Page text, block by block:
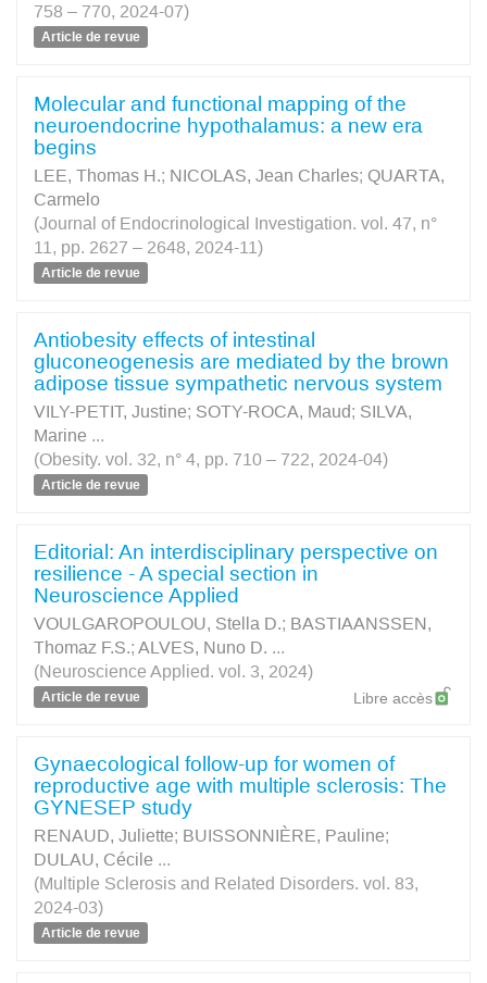
758 – 770, 2024-07)
Article de revue
Molecular and functional mapping of the
neuroendocrine hypothalamus: a new era
begins
LEE, Thomas H.; NICOLAS, Jean Charles; QUARTA,
Carmelo
(Journal of Endocrinological Investigation. vol. 47, n°
11, pp. 2627 – 2648, 2024-11)
Article de revue
Antiobesity effects of intestinal
gluconeogenesis are mediated by the brown
adipose tissue sympathetic nervous system
VILY-PETIT, Justine; SOTY-ROCA, Maud; SILVA,
Marine ...
(Obesity. vol. 32, n° 4, pp. 710 – 722, 2024-04)
Article de revue
Editorial: An interdisciplinary perspective on
resilience - A special section in
Neuroscience Applied
VOULGAROPOULOU, Stella D.; BASTIAANSSEN,
Thomaz F.S.; ALVES, Nuno D. ...
(Neuroscience Applied. vol. 3, 2024)
Article de revue Libre accès
Gynaecological follow-up for women of
reproductive age with multiple sclerosis: The
GYNESEP study
RENAUD, Juliette; BUISSONNIÈRE, Pauline;
DULAU, Cécile ...
(Multiple Sclerosis and Related Disorders. vol. 83,
2024-03)
Article de revue